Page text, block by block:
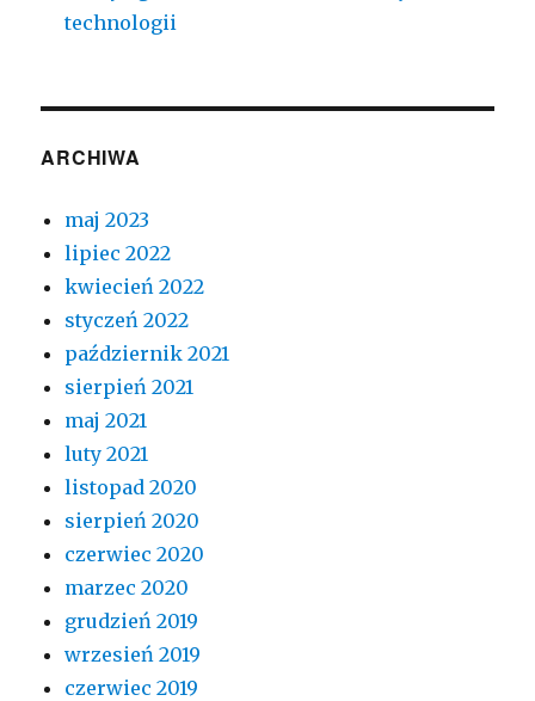
technologii
ARCHIWA
maj 2023
lipiec 2022
kwiecień 2022
styczeń 2022
październik 2021
sierpień 2021
maj 2021
luty 2021
listopad 2020
sierpień 2020
czerwiec 2020
marzec 2020
grudzień 2019
wrzesień 2019
czerwiec 2019